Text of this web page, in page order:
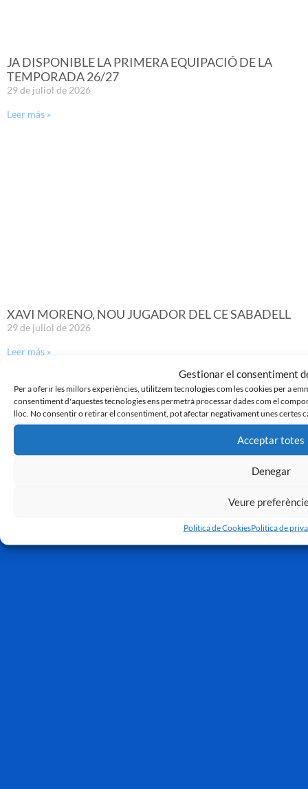
Gestionar el consentiment
Per a oferir les millors experiències, utilitzem tecnologies com les cookies per a
consentiment d'aquestes tecnologies ens permetrà processar dades com el
lloc. No consentir o retirar el consentiment, pot afectar negativament unes certes
Acceptar totes
Denegar
Veure
Politica de CookiesPolitica de
JA DISPONIBLE LA PRIMERA EQUIPACIÓ DE LA
TEMPORADA 26/27
29 de juliol de 2026
Leer más »
XAVI MORENO, NOU JUGADOR DEL CE SABADELL
29 de juliol de 2026
Leer más »